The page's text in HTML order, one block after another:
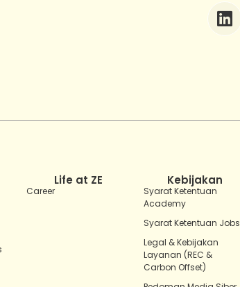
Life at ZE
Career
Kebijakan
Syarat Ketentuan
Academy
Syarat Ketentuan Jobs
Legal & Kebijakan
Layanan (REC &
Carbon Offset)